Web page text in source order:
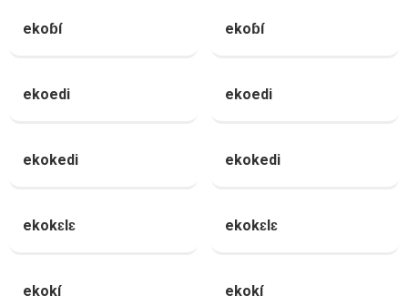
ekoɓí ekoɓí
ekoedi ekoedi
ekokedi ekokedi
ekokɛlɛ ekokɛlɛ
ekokí ekokí